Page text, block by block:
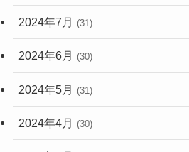
2024年7月 (31)
2024年6月 (30)
2024年5月 (31)
2024年4月 (30)